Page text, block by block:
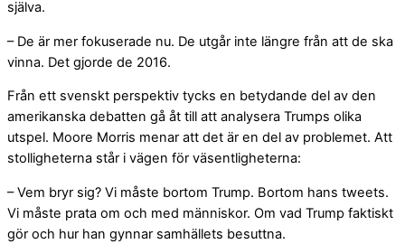
själva.
– De är mer fokuserade nu. De utgår inte längre från att de ska
vinna. Det gjorde de 2016.
Från ett svenskt perspektiv tycks en betydande del av den
amerikanska debatten gå åt till att analysera Trumps olika
utspel. Moore Morris menar att det är en del av problemet. Att
stolligheterna står i vägen för väsentligheterna:
– Vem bryr sig? Vi måste bortom Trump. Bortom hans tweets.
Vi måste prata om och med människor. Om vad Trump faktiskt
gör och hur han gynnar samhällets besuttna.